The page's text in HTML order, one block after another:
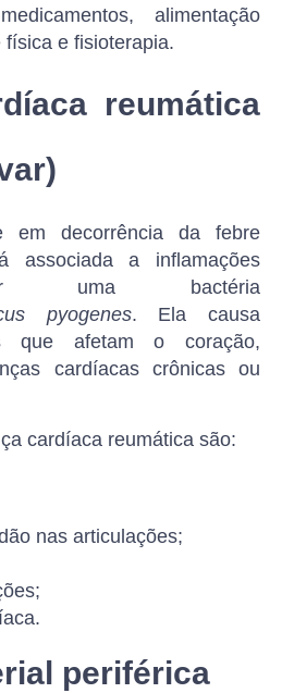
alimentação
e fisioterapia.
reumática
em decorrência da febre
associada a inflamações
uma bactéria
pyogenes. Ela causa
que afetam o coração,
cardíacas crônicas ou
cardíaca reumática são:
nas articulações;
periférica